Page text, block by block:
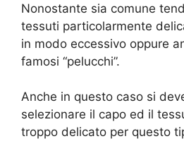
Nonostante sia comune
tessuti particolarmente
in modo eccessivo oppure
famosi “pelucchi”.
Anche in questo caso si
selezionare il capo ed il
troppo delicato per questo